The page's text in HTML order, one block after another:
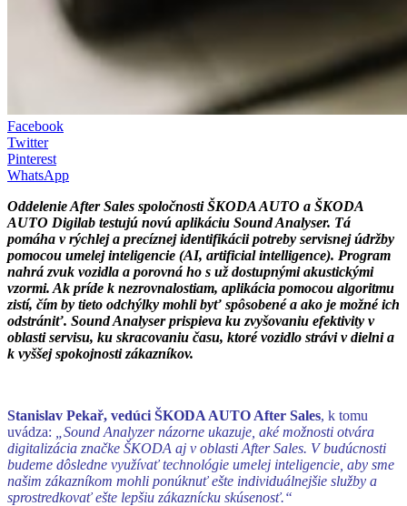
Facebook
Twitter
Pinterest
WhatsApp
Oddelenie After Sales spoločnosti ŠKODA AUTO a ŠKODA
AUTO Digilab testujú novú aplikáciu Sound Analyser. Tá
pomáha v rýchlej a precíznej identifikácii potreby servisnej údržby
pomocou umelej inteligencie (AI, artificial intelligence). Program
nahrá zvuk vozidla a porovná ho s už dostupnými akustickými
vzormi. Ak príde k nezrovnalostiam, aplikácia pomocou algoritmu
zistí, čím by tieto odchýlky mohli byť spôsobené a ako je možné ich
odstrániť. Sound Analyser prispieva ku zvyšovaniu efektivity v
oblasti servisu, ku skracovaniu času, ktoré vozidlo strávi v dielni a
k vyššej spokojnosti zákazníkov.
Stanislav Pekař, vedúci ŠKODA AUTO After Sales, k tomu
uvádza:
„Sound Analyzer názorne ukazuje, aké možnosti otvára
digitalizácia značke ŠKODA aj v oblasti After Sales. V budúcnosti
budeme dôsledne využívať technológie umelej inteligencie, aby sme
našim zákazníkom mohli ponúknuť ešte individuálnejšie služby a
sprostredkovať ešte lepšiu zákaznícku skúsenosť.“